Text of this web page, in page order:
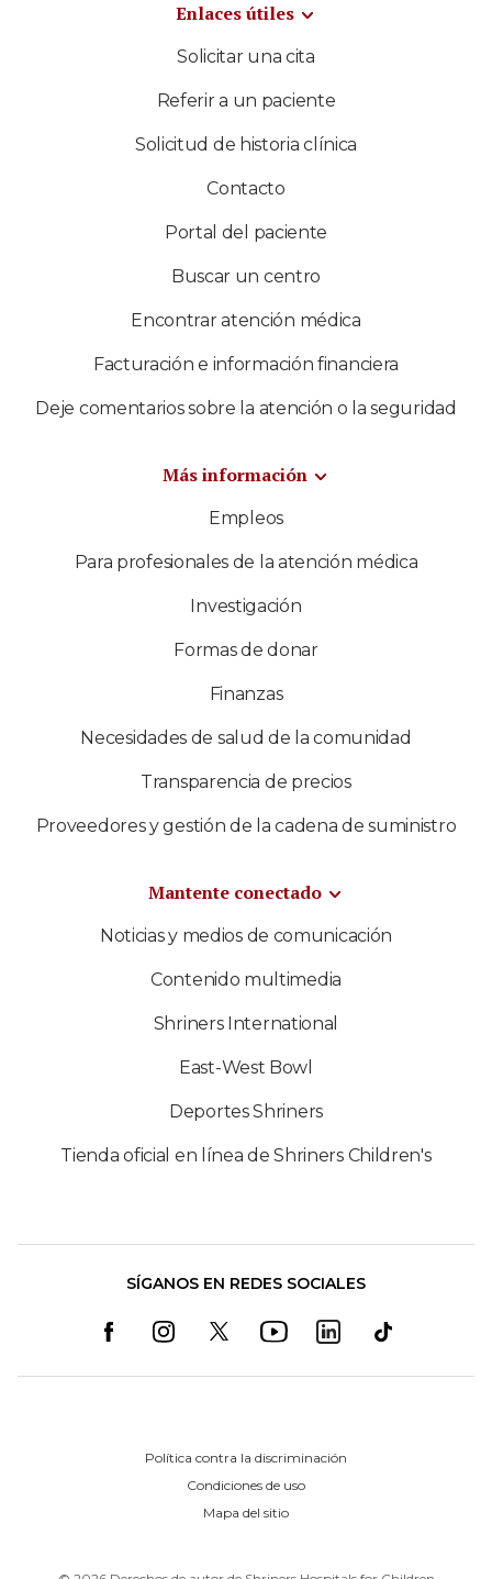
Enlaces útiles
Solicitar una cita
Referir a un paciente
Solicitud de historia clínica
Contacto
Portal del paciente
Buscar un centro
Encontrar atención médica
Facturación e información financiera
Deje comentarios sobre la atención o la seguridad
Más información
Empleos
Para profesionales de la atención médica
Investigación
Formas de donar
Finanzas
Necesidades de salud de la comunidad
Transparencia de precios
Proveedores y gestión de la cadena de suministro
Mantente conectado
Noticias y medios de comunicación
Contenido multimedia
Shriners International
East-West Bowl
Deportes Shriners
Tienda oficial en línea de Shriners Children's
SÍGANOS EN REDES SOCIALES
Política contra la discriminación
Condiciones de uso
Mapa del sitio